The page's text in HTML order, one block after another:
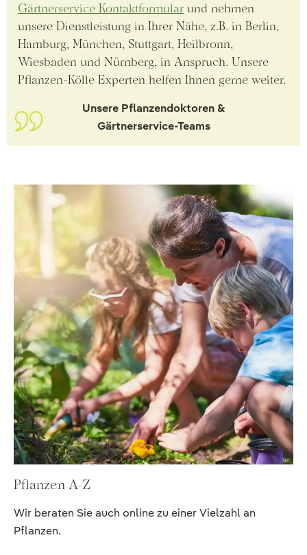
Gärtnerservice Kontaktformular und nehmen
unsere Dienstleistung in Ihrer Nähe, z.B. in Berlin,
Hamburg, München, Stuttgart, Heilbronn,
Wiesbaden und Nürnberg, in Anspruch. Unsere
Pflanzen-Kölle Experten helfen Ihnen gerne weiter.
Unsere Pflanzendoktoren &
Gärtnerservice-Teams
Pflanzen A-Z
Wir beraten Sie auch online zu einer Vielzahl an
Pflanzen.